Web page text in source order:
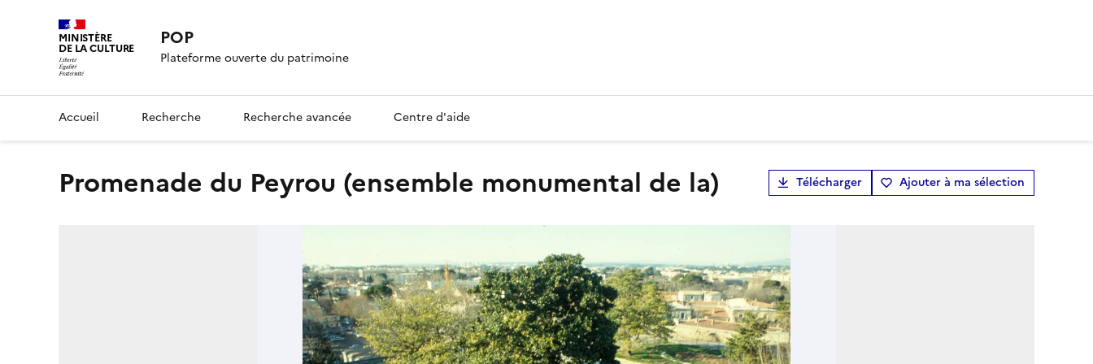
MINISTÈRE
DE LA CULTURE POP
Plateforme ouverte du patrimoine
Accueil Recherche Recherche avancée Centre d'aide
promenade du Peyrou (ensemble monumental de la) Télécharger Ajouter à ma sélection